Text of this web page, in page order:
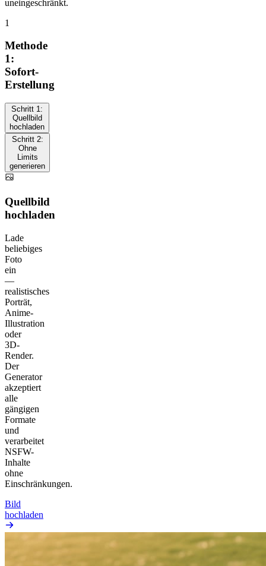
uneingeschränkt.
1
Methode
1:
Sofort-
Erstellung
Schritt 1:
Quellbild
hochladen
Schritt 2:
Ohne
Limits
generieren
Quellbild
hochladen
Lade
beliebiges
Foto
ein
—
realistisches
Porträt,
Anime-
Illustration
oder
3D-
Render.
Der
Generator
akzeptiert
alle
gängigen
Formate
und
verarbeitet
NSFW-
Inhalte
ohne
Einschränkungen.
Bild
hochladen